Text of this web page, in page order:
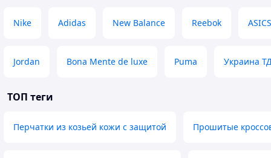
Nike Adidas New Balance Reebok ASICS
Jordan Bona Mente de luxe Puma Украина
ТОП теги
Перчатки из козьей кожи с защитой Прошитые